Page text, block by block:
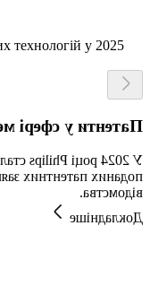
технологій у 2025
технологій
№1 за кількістю
патентного
відомства.
Докладніше